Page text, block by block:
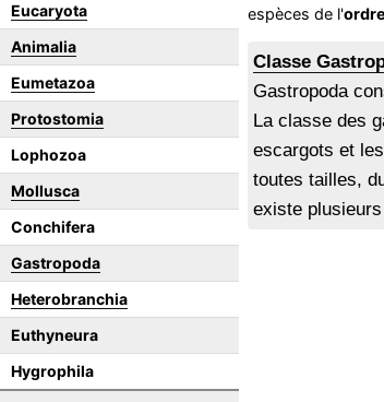
Eucaryota
Animalia
Eumetazoa
Protostomia
Lophozoa
Mollusca
Conchifera
Gastropoda
Heterobranchia
Euthyneura
Hygrophila
espèces de l'
Classe
Gastropoda
La classe des
escargots et
toutes tailles,
existe